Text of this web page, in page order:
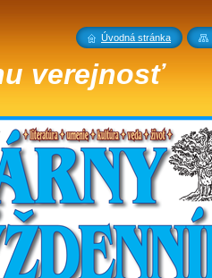
verejnosť
Úvodná stránka